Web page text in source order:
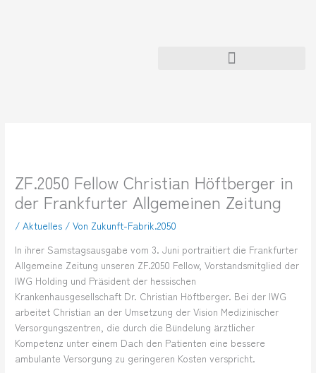
ZF.2050 Fellow Christian Höftberger in
der Frankfurter Allgemeinen Zeitung
/Aktuelles / Von Zukunft-Fabrik.2050
In ihrer Samstagsausgabe vom 3. Juni portraitiert die Frankfurter
Allgemeine Zeitung unseren ZF.2050 Fellow, Vorstandsmitglied der
IWG Holding und Präsident der hessischen
Krankenhausgesellschaft Dr. Christian Höftberger. Bei der IWG
arbeitet Christian an der Umsetzung der Vision Medizinischer
Versorgungszentren, die durch die Bündelung ärztlicher
Kompetenz unter einem Dach den Patienten eine bessere
ambulante Versorgung zu geringeren Kosten verspricht.